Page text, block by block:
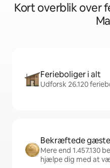
Kort overblik over
Ferieboliger i alt
Udforsk 26.120
Bekræftede
Mere end 1.457.130
hjælpe dig med at